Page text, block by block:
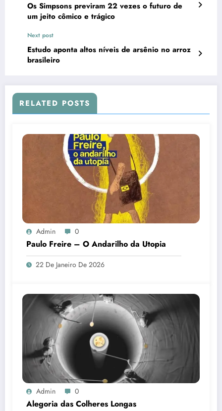
Os Simpsons previram 22 vezes o futuro de
um jeito cômico e trágico
Next post
Estudo aponta altos níveis de arsênio no arroz
brasileiro
RELATED POSTS
Admin 0
Paulo Freire – O Andarilho da Utopia
22 De Janeiro De 2026
Admin 0
Alegoria das Colheres Longas